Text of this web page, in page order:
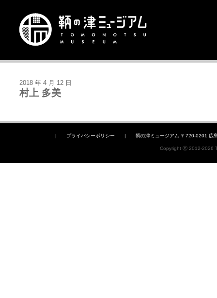
2018 年 4 月 12 日
村上 多美
| プライバシーポリシー | 鞆の津ミュージアム 〒720-0201 広
Copyright ⓒ 2012-2026